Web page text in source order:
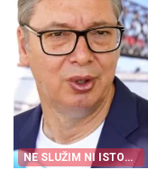
NE SLUŽIM NI ISTOKU